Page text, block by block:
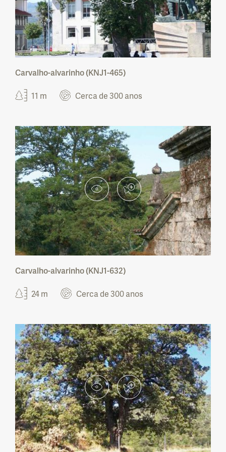
do Trafal
Carvalho-alvarinho (KNJ1-465)
11 m
Cerca de 300 anos
Carvalho-alvarinho (KNJ1-632)
24 m
Cerca de 300 anos